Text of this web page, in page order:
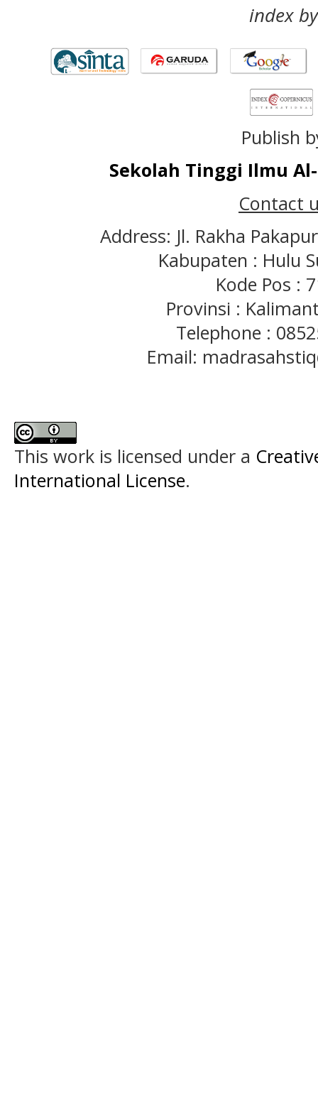
index
Publish
Sekolah Tinggi Ilmu
Contact
Address: Jl. Rakha
Kabupaten : Hulu
Kode Pos :
Provinsi :
Telephone :
Email:
This work is licensed under a
International License.